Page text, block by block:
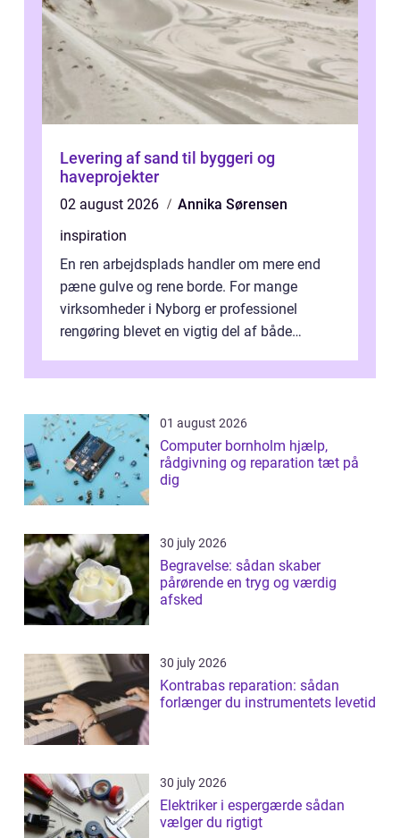
Levering af sand til byggeri og
haveprojekter
02 august 2026
Annika Sørensen
inspiration
En ren arbejdsplads handler om mere end
pæne gulve og rene borde. For mange
virksomheder i Nyborg er professionel
rengøring blevet en vigtig del af både
samlede ...
01 august 2026
Computer bornholm hjælp,
rådgivning og reparation tæt på
dig
30 july 2026
Begravelse: sådan skaber
pårørende en tryg og værdig
afsked
30 july 2026
Kontrabas reparation: sådan
forlænger du instrumentets levetid
30 july 2026
Elektriker i espergærde sådan
vælger du rigtigt